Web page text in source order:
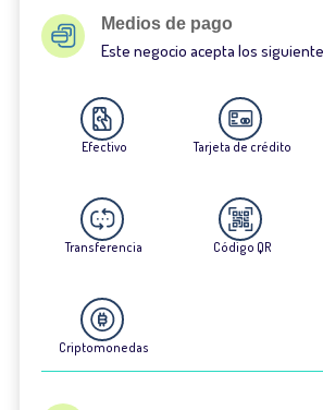
Medios de pago
Este negocio acepta los
Efectivo Tarjeta de crédito
Transferencia Código QR
Criptomonedas